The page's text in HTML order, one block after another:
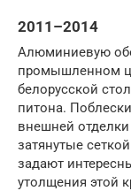
2011–2014
Алюминиевую
промышленном
белорусской
питона.
внешней
затянутые
задают
утолщения этой